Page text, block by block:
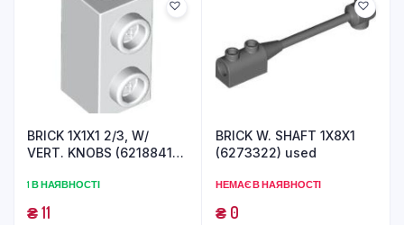
BRICK 1X1X1 2/3, W/
VERT. KNOBS (6218841)
1 В НАЯВНОСТІ
₴11
BRICK W. SHAFT 1X8X1
(6273322) used
НЕМАЄ В НАЯВНОСТІ
₴0